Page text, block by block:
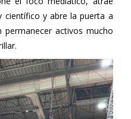
científico y abre la puerta a
activos mucho